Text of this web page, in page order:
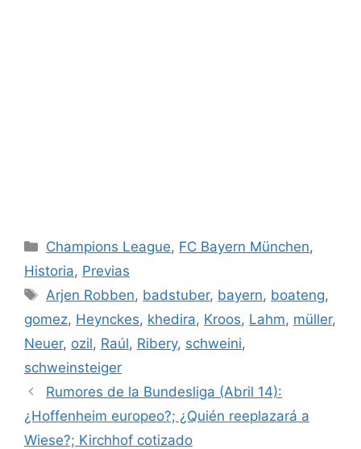
Categorías
Champions League, FC Bayern München,
Historia, Previas
Etiquetas
Arjen Robben, badstuber, bayern, boateng,
gomez, Heynckes, khedira, Kroos, Lahm, müller,
Neuer, ozil, Raúl, Ribery, schweini,
schweinsteiger
Rumores de la Bundesliga (Abril 14):
¿Hoffenheim europeo?; ¿Quién reeplazará a
Wiese?; Kirchhof cotizado